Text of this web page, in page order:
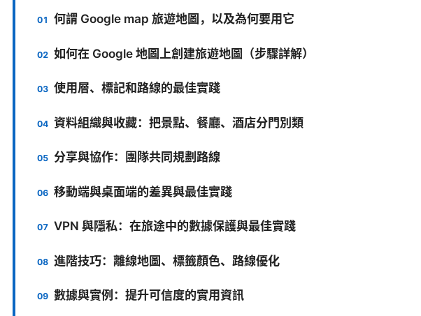
何謂 Google map 旅遊地圖，以及為何要用它
如何在 Google 地圖上創建旅遊地圖（步驟詳解）
使用層、標記和路線的最佳實踐
資料組織與收藏：把景點、餐廳、酒店分門別類
分享與協作：團隊共同規劃路線
移動端與桌面端的差異與最佳實踐
VPN 與隱私：在旅途中的數據保護與最佳實踐
進階技巧：離線地圖、標籤顏色、路線優化
數據與實例：提升可信度的實用資訊